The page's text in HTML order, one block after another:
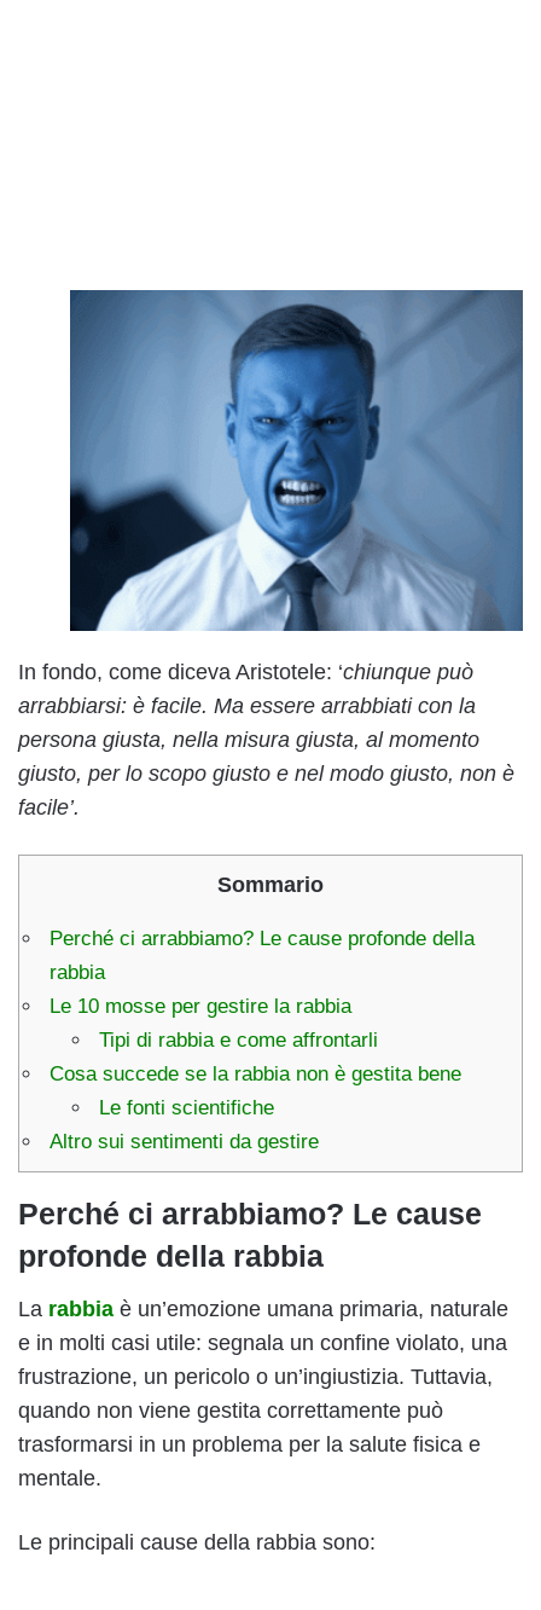
In fondo, come diceva Aristotele: ‘chiunque può
arrabbiarsi: è facile. Ma essere arrabbiati con la
persona giusta, nella misura giusta, al momento
giusto, per lo scopo giusto e nel modo giusto, non è
facile’.
Sommario
Perché ci arrabbiamo? Le cause profonde della
rabbia
Le 10 mosse per gestire la rabbia
Tipi di rabbia e come affrontarli
Cosa succede se la rabbia non è gestita bene
Le fonti scientifiche
Altro sui sentimenti da gestire
Perché ci arrabbiamo? Le cause
profonde della rabbia
La rabbia è un’emozione umana primaria, naturale
e in molti casi utile: segnala un confine violato, una
frustrazione, un pericolo o un’ingiustizia. Tuttavia,
quando non viene gestita correttamente può
trasformarsi in un problema per la salute fisica e
mentale.
Le principali cause della rabbia sono: